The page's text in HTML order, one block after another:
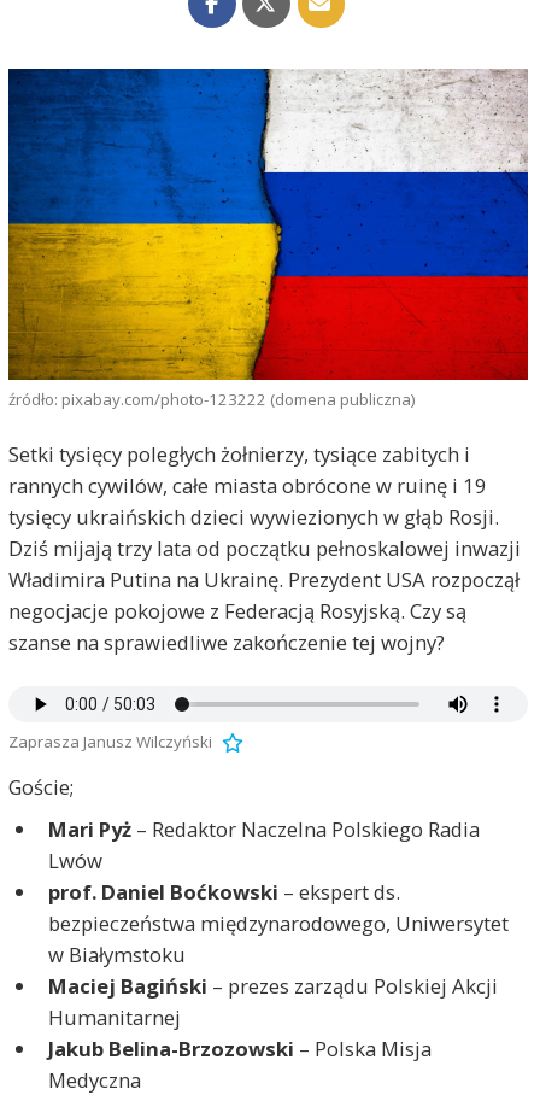
źródło: pixabay.com/photo-123222 (domena publiczna)
Setki tysięcy poległych żołnierzy, tysiące zabitych i
rannych cywilów, całe miasta obrócone w ruinę i 19
tysięcy ukraińskich dzieci wywiezionych w głąb Rosji.
Dziś mijają trzy lata od początku pełnoskalowej inwazji
Władimira Putina na Ukrainę. Prezydent USA rozpoczął
negocjacje pokojowe z Federacją Rosyjską. Czy są
szanse na sprawiedliwe zakończenie tej wojny?
Zaprasza Janusz Wilczyński
Goście;
Mari Pyż– Redaktor Naczelna Polskiego Radia
Lwów
prof. Daniel Boćkowski – ekspert ds.
bezpieczeństwa międzynarodowego, Uniwersytet
w Białymstoku
Maciej Bagiński – prezes zarządu Polskiej Akcji
Humanitarnej
Jakub Belina-Brzozowski – Polska Misja
Medyczna